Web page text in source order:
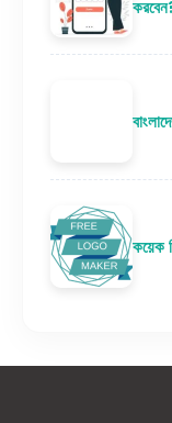
কয়েক